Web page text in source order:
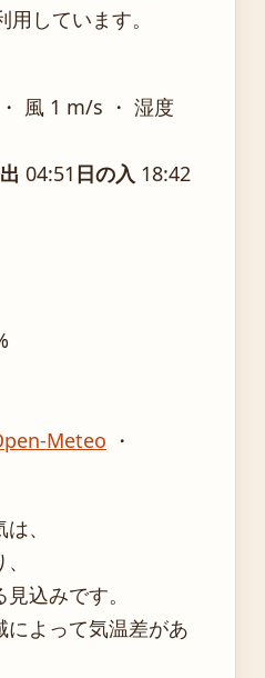
しています。
風 1 m/s ・ 湿度
04:51 日の入 18:42
Meteo ・
、
込みです。
よって気温差があ